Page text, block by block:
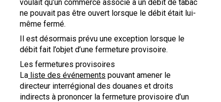
voulait qu’un commerce associé à un débit de tabac
ne pouvait pas être ouvert lorsque le débit était lui-
même fermé.
Il est désormais prévu une exception lorsque le
débit fait l’objet d’une fermeture provisoire.
Les fermetures provisoires
La liste des événements pouvant amener le
directeur interrégional des douanes et droits
indirects à prononcer la fermeture provisoire d’un